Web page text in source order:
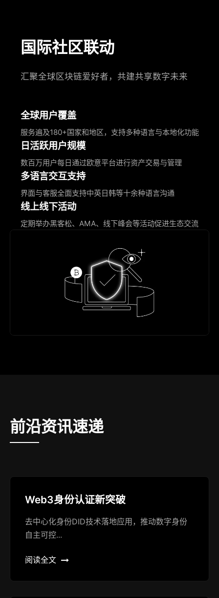
国际社区联动
汇聚全球区块链爱好者，共建共享数字未来
全球用户覆盖
服务遍及180+国家和地区，支持多种语言与本地化功能
日活跃用户规模
数百万用户每日通过欧意平台进行资产交易与管理
多语言交互支持
界面与客服全面支持中英日韩等十余种语言沟通
线上线下活动
定期举办黑客松、AMA、线下峰会等活动促进生态交流
前沿资讯速递
Web3身份认证新突破
去中心化身份DID技术落地应用，推动数字身份
自主可控...
阅读全文